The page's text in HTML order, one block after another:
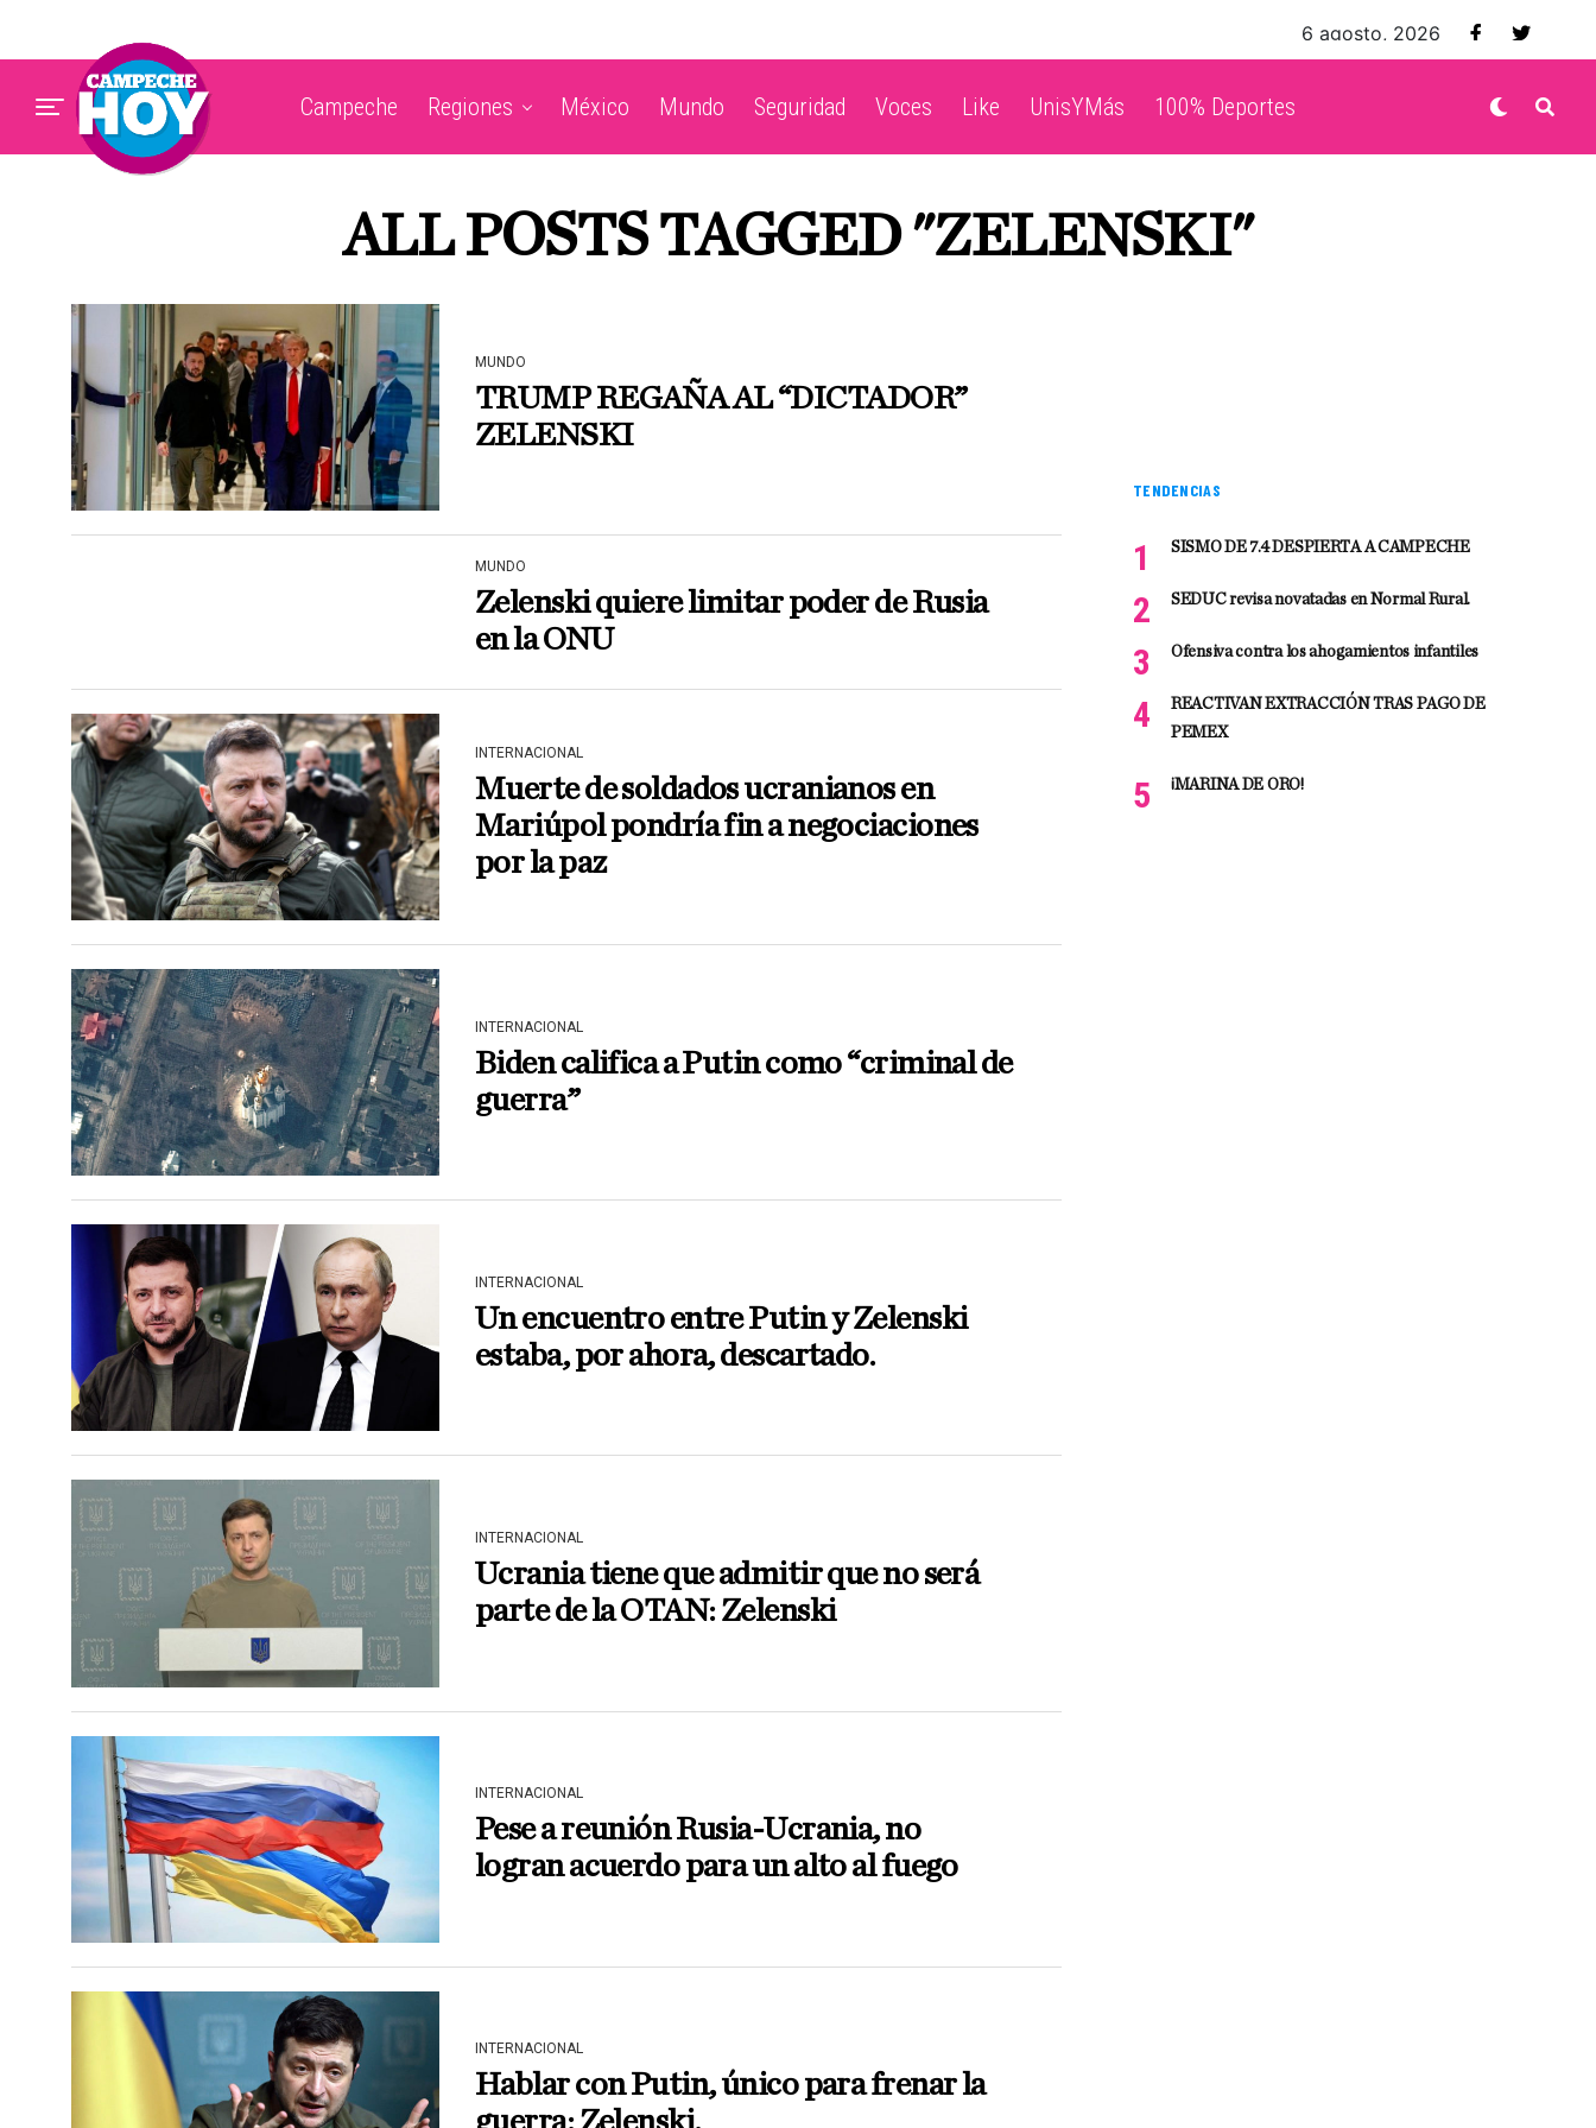
6 agosto, 2026
Campeche Regiones México Mundo Seguridad Voces Like UnisYMás 100% Deportes
ALL POSTS TAGGED "ZELENSKI"
MUNDO
TRUMP REGAÑA AL “DICTADOR”
ZELENSKI
MUNDO
Zelenski quiere limitar poder de Rusia
en la ONU
INTERNACIONAL
Muerte de soldados ucranianos en
Mariúpol pondría fin a negociaciones
por la paz
INTERNACIONAL
Biden califica a Putin como “criminal de
guerra”
INTERNACIONAL
Un encuentro entre Putin y Zelenski
estaba, por ahora, descartado.
INTERNACIONAL
Ucrania tiene que admitir que no será
parte de la OTAN: Zelenski
INTERNACIONAL
Pese a reunión Rusia-Ucrania, no
logran acuerdo para un alto al fuego
INTERNACIONAL
Hablar con Putin, único para frenar la
TENDENCIAS
SISMO DE 7.4 DESPIERTA A CAMPECHE
SEDUC revisa novatadas en Normal Rural.
Ofensiva contra los ahogamientos infantiles
REACTIVAN EXTRACCIÓN TRAS PAGO DE
PEMEX
¡MARINA DE ORO!